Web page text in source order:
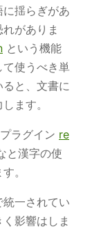
揺らぎがあ
がありま
という機能
使うべき単
と、文書に
ます。
ラグイン re
と漢字の使
。
一されてい
影響はしま